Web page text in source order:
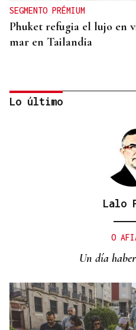
SEGMENTO PRÉMIUM
Phuket refugia el lujo en
mar en Tailandia
Arabia Saudí convierte el
Lo último
Lalo
O
Un día